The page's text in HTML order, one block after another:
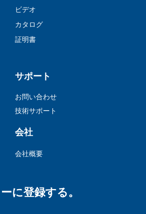
ビデオ
カタログ
証明書
サポート
お問い合わせ
技術サポート
会社
会社概要
に登録する。